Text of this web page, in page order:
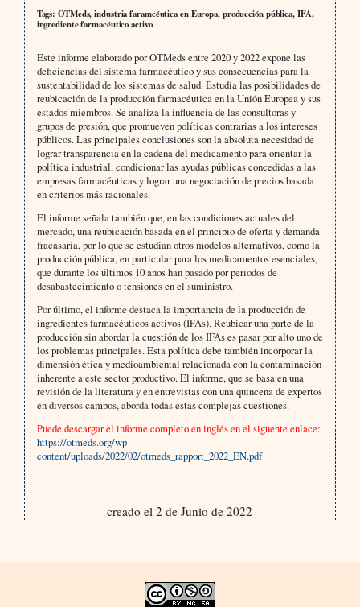
Tags: OTMeds, industria faramcéutica en Europa, producción pública, IFA,
ingrediente farmacéutico activo
Este informe elaborado por OTMeds entre 2020 y 2022 expone las
deficiencias del sistema farmacéutico y sus consecuencias para la
sustentabilidad de los sistemas de salud. Estudia las posibilidades de
reubicación de la producción farmacéutica en la Unión Europea y sus
estados miembros. Se analiza la influencia de las consultoras y
grupos de presión, que promueven políticas contrarias a los intereses
públicos. Las principales conclusiones son la absoluta necesidad de
lograr transparencia en la cadena del medicamento para orientar la
política industrial, condicionar las ayudas públicas concedidas a las
empresas farmacéuticas y lograr una negociación de precios basada
en criterios más racionales.
El informe señala también que, en las condiciones actuales del
mercado, una reubicación basada en el principio de oferta y demanda
fracasaría, por lo que se estudian otros modelos alternativos, como la
producción pública, en particular para los medicamentos esenciales,
que durante los últimos 10 años han pasado por periodos de
desabastecimiento o tensiones en el suministro.
Por último, el informe destaca la importancia de la producción de
ingredientes farmacéuticos activos (IFAs). Reubicar una parte de la
producción sin abordar la cuestión de los IFAs es pasar por alto uno de
los problemas principales. Esta política debe también incorporar la
dimensión ética y medioambiental relacionada con la contaminación
inherente a este sector productivo. El informe, que se basa en una
revisión de la literatura y en entrevistas con una quincena de expertos
en diversos campos, aborda todas estas complejas cuestiones.
Puede descargar el informe completo en inglés en el siguente enlace:
https://otmeds.org/wp-
content/uploads/2022/02/otmeds_rapport_2022_EN.pdf
creado el 2 de Junio de 2022